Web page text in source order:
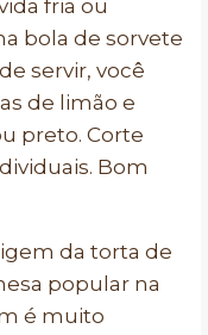
fria ou
bola de sorvete
servir, você
de limão e
preto. Corte
Bom
da torta de
popular na
é muito